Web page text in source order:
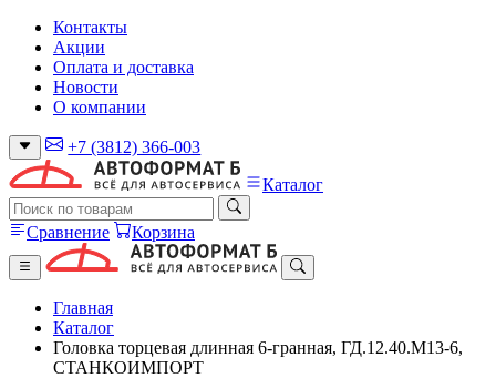
Контакты
Акции
Оплата и доставка
Новости
О компании
+7 (3812) 366-003
Каталог
Сравнение Корзина
Главная
Каталог
Головка торцевая длинная 6-гранная, ГД.12.40.М13-6,
СТАНКОИМПОРТ